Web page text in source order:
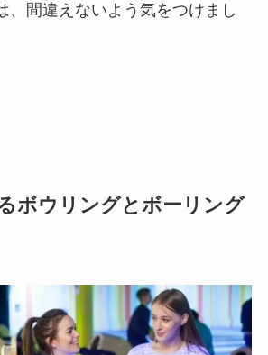
、間違えないよう気をつけまし
ボウリングとボーリング